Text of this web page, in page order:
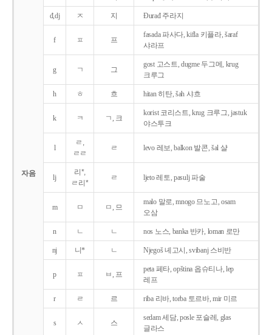
자음
đ,dj ㅈ 지 Ðurađ 주라지
f ㅍ 프
fasada 파사다, kifla 키플라, šaraf
샤라프
g ㄱ 그
gost 고스트, dugme 두그메, krug
크루그
h ㅎ 흐 hitan 히탄, šah 샤흐
k ㅋ ㄱ, 크
korist 코리스트, krug 크루그, jastuk
야스투크
l
ㄹ,
ㄹㄹ
ㄹ levo 레보, balkon 발콘, šal 샬
lj
리*,
ㄹ리*
ㄹ ljeto 레토, pasulj 파술
m ㅁ ㅁ, 므
malo 말로, mnogo 므노고, osam
오삼
n ㄴ ㄴ nos 노스, banka 반카, loman 로만
nj 니* ㄴ Njegoš 녜고시, svibanj 스비반
p ㅍ ㅂ, 프
peta 페타, opština 옵슈티나, lep
레프
r ㄹ 르 riba 리바, torba 토르바, mir 미르
s ㅅ 스
sedam 세담, posle 포슬레, glas
글라스